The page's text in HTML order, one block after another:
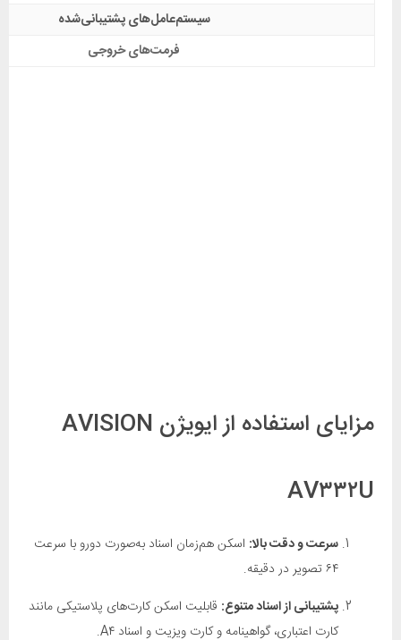
سیستم‌عامل‌های پشتیبانی‌شده
فرمت‌های خروجی
مزایای استفاده از ایویژن AVISION
AV۳۳۲U
سرعت و دقت بالا: اسکن هم‌زمان اسناد به‌صورت دورو با سرعت
۶۴ تصویر در دقیقه.
پشتیبانی از اسناد متنوع: قابلیت اسکن کارت‌های پلاستیکی مانند
کارت اعتباری، گواهینامه و کارت ویزیت و اسناد A۴.